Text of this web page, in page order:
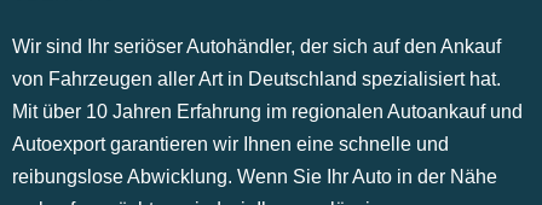
Wir sind Ihr seriöser Autohändler, der sich auf den Ankauf
von Fahrzeugen aller Art in Deutschland spezialisiert hat.
Mit über 10 Jahren Erfahrung im regionalen Autoankauf und
Autoexport garantieren wir Ihnen eine schnelle und
reibungslose Abwicklung. Wenn Sie Ihr Auto in der Nähe